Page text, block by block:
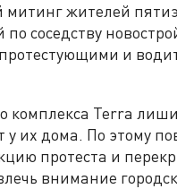
жителей
соседству
и
комплекса Terra
их дома. По этому
протеста и
внимание